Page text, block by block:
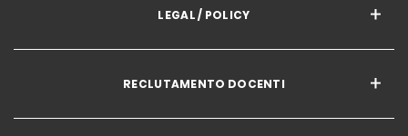
LEGAL / POLICY
RECLUTAMENTO DOCENTI